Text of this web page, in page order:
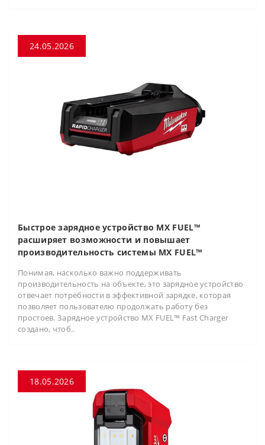
24.05.2026
Быстрое зарядное устройство MX FUEL™
расширяет возможности и повышает
производительность системы MX FUEL™
Понимая, насколько важно поддерживать
производительность на объекте, это зарядное устройство
отвечает потребности в эффективной зарядке, которая
позволяет пользователю продолжать работу без
простоев. Зарядное устройство MX FUEL™ Fast Charger
создано, чтоб..
18.05.2026